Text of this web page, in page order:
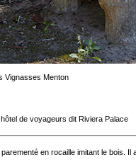
Vignasses Menton
de voyageurs dit Riviera Palace
en rocaille imitant le bois.